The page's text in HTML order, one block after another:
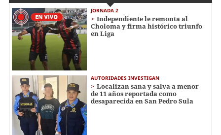
JORNADA 2
Independiente le remonta al
Choloma y firma histórico triunfo
en Liga
AUTORIDADES INVESTIGAN
Localizan sana y salva a menor
de 11 años reportada como
desaparecida en San Pedro Sula